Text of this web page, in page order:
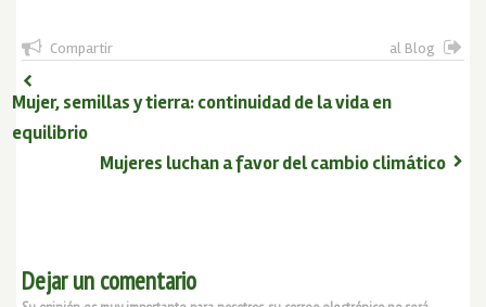
Compartir al Blog
Mujer, semillas y tierra: continuidad de la vida en
equilibrio
Mujeres luchan a favor del cambio climático
Dejar un comentario